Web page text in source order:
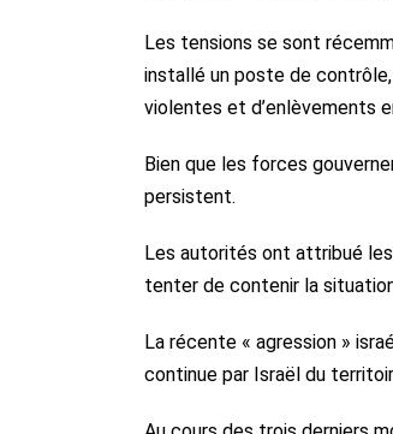
Les tensions se sont
installé un poste de
violentes et d’enlèvements
Bien que les forces
persistent.
Les autorités ont attribué
tenter de contenir la
La récente « agression »
continue par Israël du